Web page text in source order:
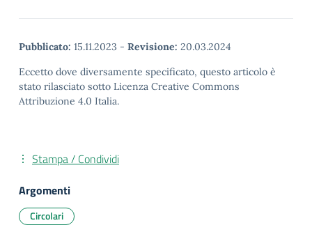
Pubblicato: 15.11.2023 - Revisione: 20.03.2024
Eccetto dove diversamente specificato, questo articolo è
stato rilasciato sotto Licenza Creative Commons
Attribuzione 4.0 Italia.
Stampa / Condividi
Argomenti
Circolari